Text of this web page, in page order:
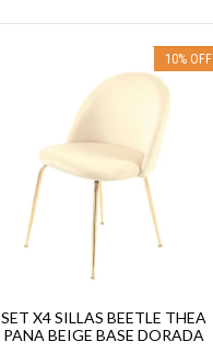
10% OFF
SET X4 SILLAS BEETLE THEA
PANA BEIGE BASE DORADA